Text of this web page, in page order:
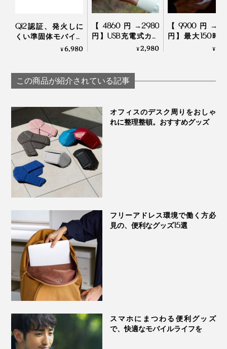
出張や旅行先で充電しながらiPhoneやiPadを使用した
本品の対応出力は、3A PD（Power Delivery）の高速充
対応したデバイスに接続すれば、素早く充電ができま
す。
これまでの充電ケーブルは必要不可欠な“付属品”という
感覚でしたが、本品はちょっと人に見せたくなる主役的
な存在感。
Qi2認証、発火しに
くい準固体モバイル
バッテリー
¥6,980
【4860円→2980
円】USB充電式カイ
ロ＆モバイルバッテ
ロ 9600mAh」｜
Coolean
¥2,980
【9,900円
円】最大150時
点灯、スマホ充
¥
この商品が紹介されている記事
オフィスのデスク周りをおしゃ
れに整理整頓。おすすめグッズ
フリーアドレス環境で働く方必
見の、便利なグッズ15選
スマホにまつわる便利グッズ
で、快適なモバイルライフを